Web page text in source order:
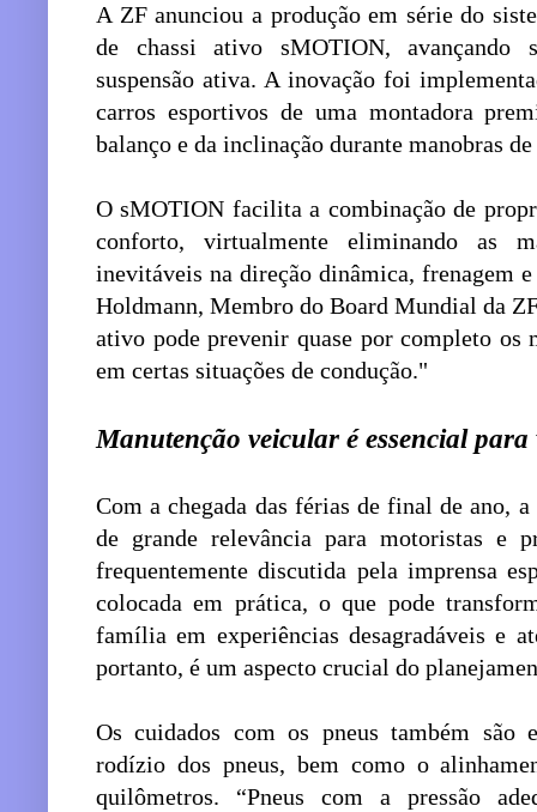
A ZF anunciou a produção em série do
de chassi ativo sMOTION, avançando
suspensão ativa. A inovação foi
carros esportivos de uma montadora
balanço e da inclinação durante manobras
O sMOTION facilita a combinação de
conforto, virtualmente eliminando as
inevitáveis na direção dinâmica, frenagem
Holdmann, Membro do Board Mundial da
ativo pode prevenir quase por completo
em certas situações de condução."
Manutenção veicular é essencial
Com a chegada das férias de final de ano,
de grande relevância para motoristas e
frequentemente discutida pela imprensa
colocada em prática, o que pode
família em experiências desagradáveis e
portanto, é um aspecto crucial do
Os cuidados com os pneus também são
rodízio dos pneus, bem como o
quilômetros. “Pneus com a pressão